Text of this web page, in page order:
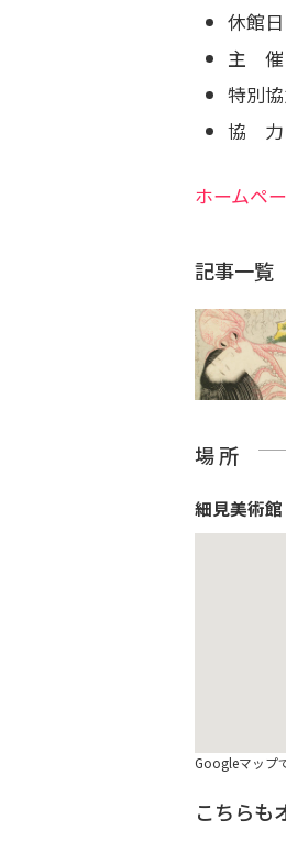
休館
主 催
特別
協 力
ホームペ
記事一覧
場 所
細見美術館
Googleマップ
こちらも